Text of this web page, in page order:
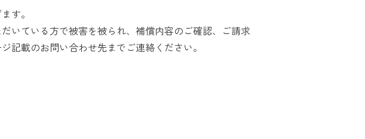
す。
いている方で被害を被られ、補償内容のご確認、ご請求
記載のお問い合わせ先までご連絡ください。